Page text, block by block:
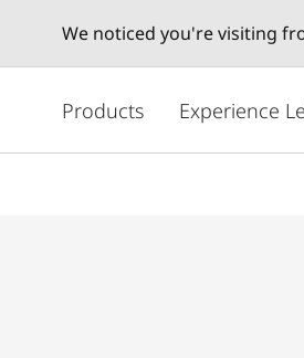
We noticed you're visiting
コ
Products Experience